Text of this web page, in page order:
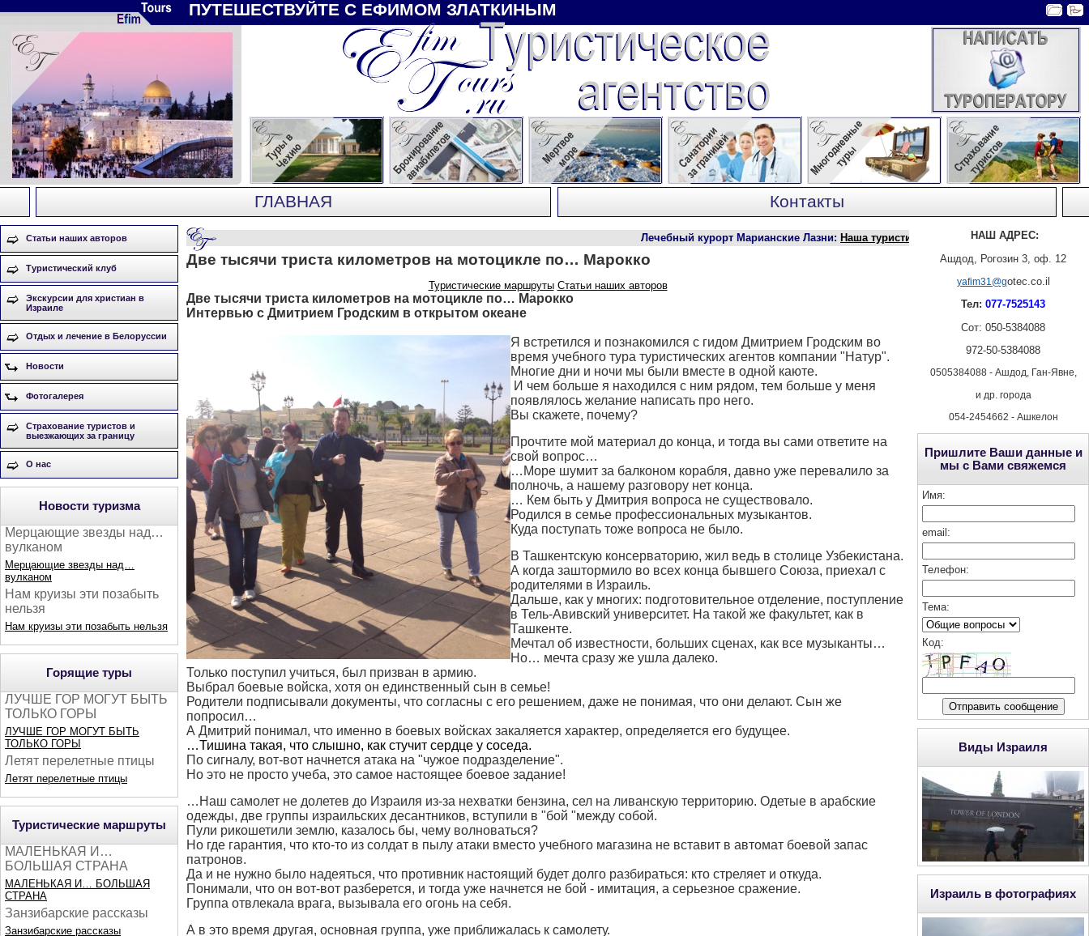
ПУТЕШЕСТВУЙТЕ С ЕФИМОМ ЗЛАТКИНЫМ
ГЛАВНАЯ Контакты
Статьи наших авторов
Туристический клуб
Экскурсии для христиан в
Израиле
Отдых и лечение в Белоруссии
Новости
Фотогалерея
Страхование туристов и
выезжающих за границу
О нас
Новости туризма
Мерцающие звезды над…
вулканом
Мерцающие звезды над…
вулканом
Нам круизы эти позабыть
нельзя
Нам круизы эти позабыть нельзя
Горящие туры
ЛУЧШЕ ГОР МОГУТ БЫТЬ
ТОЛЬКО ГОРЫ
ЛУЧШЕ ГОР МОГУТ БЫТЬ
ТОЛЬКО ГОРЫ
Летят перелетные птицы
Летят перелетные птицы
Туристические маршруты
МАЛЕНЬКАЯ И…
БОЛЬШАЯ СТРАНА
МАЛЕНЬКАЯ И… БОЛЬШАЯ
СТРАНА
Занзибарские рассказы
Занзибарские рассказы
Лечебный курорт Марианские Лазни:Наша туристическая фирма заключила договор о
Две тысячи триста километров на мотоцикле по… Марокко
Туристические маршруты Статьи наших авторов
Две тысячи триста километров на мотоцикле по… Марокко
Интервью с Дмитрием Гродским в открытом океане
Я встретился и познакомился с гидом Дмитрием Гродским во
время учебного тура туристических агентов компании "Натур".
Многие дни и ночи мы были вместе в одной каюте.
И чем больше я находился с ним рядом, тем больше у меня
появлялось желание написать про него.
Вы скажете, почему?
Прочтите мой материал до конца, и тогда вы сами ответите на
свой вопрос…
…Море шумит за балконом корабля, давно уже перевалило за
полночь, а нашему разговору нет конца.
… Кем быть у Дмитрия вопроса не существовало.
Родился в семье профессиональных музыкантов.
Куда поступать тоже вопроса не было.
В Ташкентскую консерваторию, жил ведь в столице Узбекистана.
А когда заштормило во всех конца бывшего Союза, приехал с
родителями в Израиль.
Дальше, как у многих: подготовительное отделение, поступление
в Тель-Авивский университет. На такой же факультет, как в
Ташкенте.
Мечтал об известности, больших сценах, как все музыканты…
Но… мечта сразу же ушла далеко.
Только поступил учиться, был призван в армию.
Выбрал боевые войска, хотя он единственный сын в семье!
Родители подписывали документы, что согласны с его решением, даже не понимая, что они делают. Сын же
попросил…
А Дмитрий понимал, что именно в боевых войсках закаляется характер, определяется его будущее.
…Тишина такая, что слышно, как стучит сердце у соседа.
По сигналу, вот-вот начнется атака на "чужое подразделение".
Но это не просто учеба, это самое настоящее боевое задание!
…Наш самолет не долетев до Израиля из-за нехватки бензина, сел на ливанскую территорию. Одетые в арабские
одежды, две группы израильских десантников, вступили в "бой "между собой.
Пули рикошетили землю, казалось бы, чему волноваться?
Но где гарантия, что кто-то из солдат в пылу атаки вместо учебного магазина не вставит в автомат боевой запас
патронов.
Да и не нужно было надеяться, что противник настоящий будет долго разбираться: кто стреляет и откуда.
Понимали, что он вот-вот разберется, и тогда уже начнется не бой - имитация, а серьезное сражение.
Группа отвлекала врага, вызывала его огонь на себя.
А в это время другая, основная группа, уже приближалась к самолету.
НАШ АДРЕС:
Ашдод, Рогозин 3, оф. 12
yafim31@gotec.co.il
Тел: 077-7525143
Сот: 050-5384088
972-50-5384088
0505384088 - Ашдод, Ган-Явне,
и др. города
054-2454662 - Ашкелон
Пришлите Ваши данные и
мы с Вами свяжемся
Имя:
email:
Телефон:
Тема:
Код:
Виды Израиля
Израиль в фотографиях